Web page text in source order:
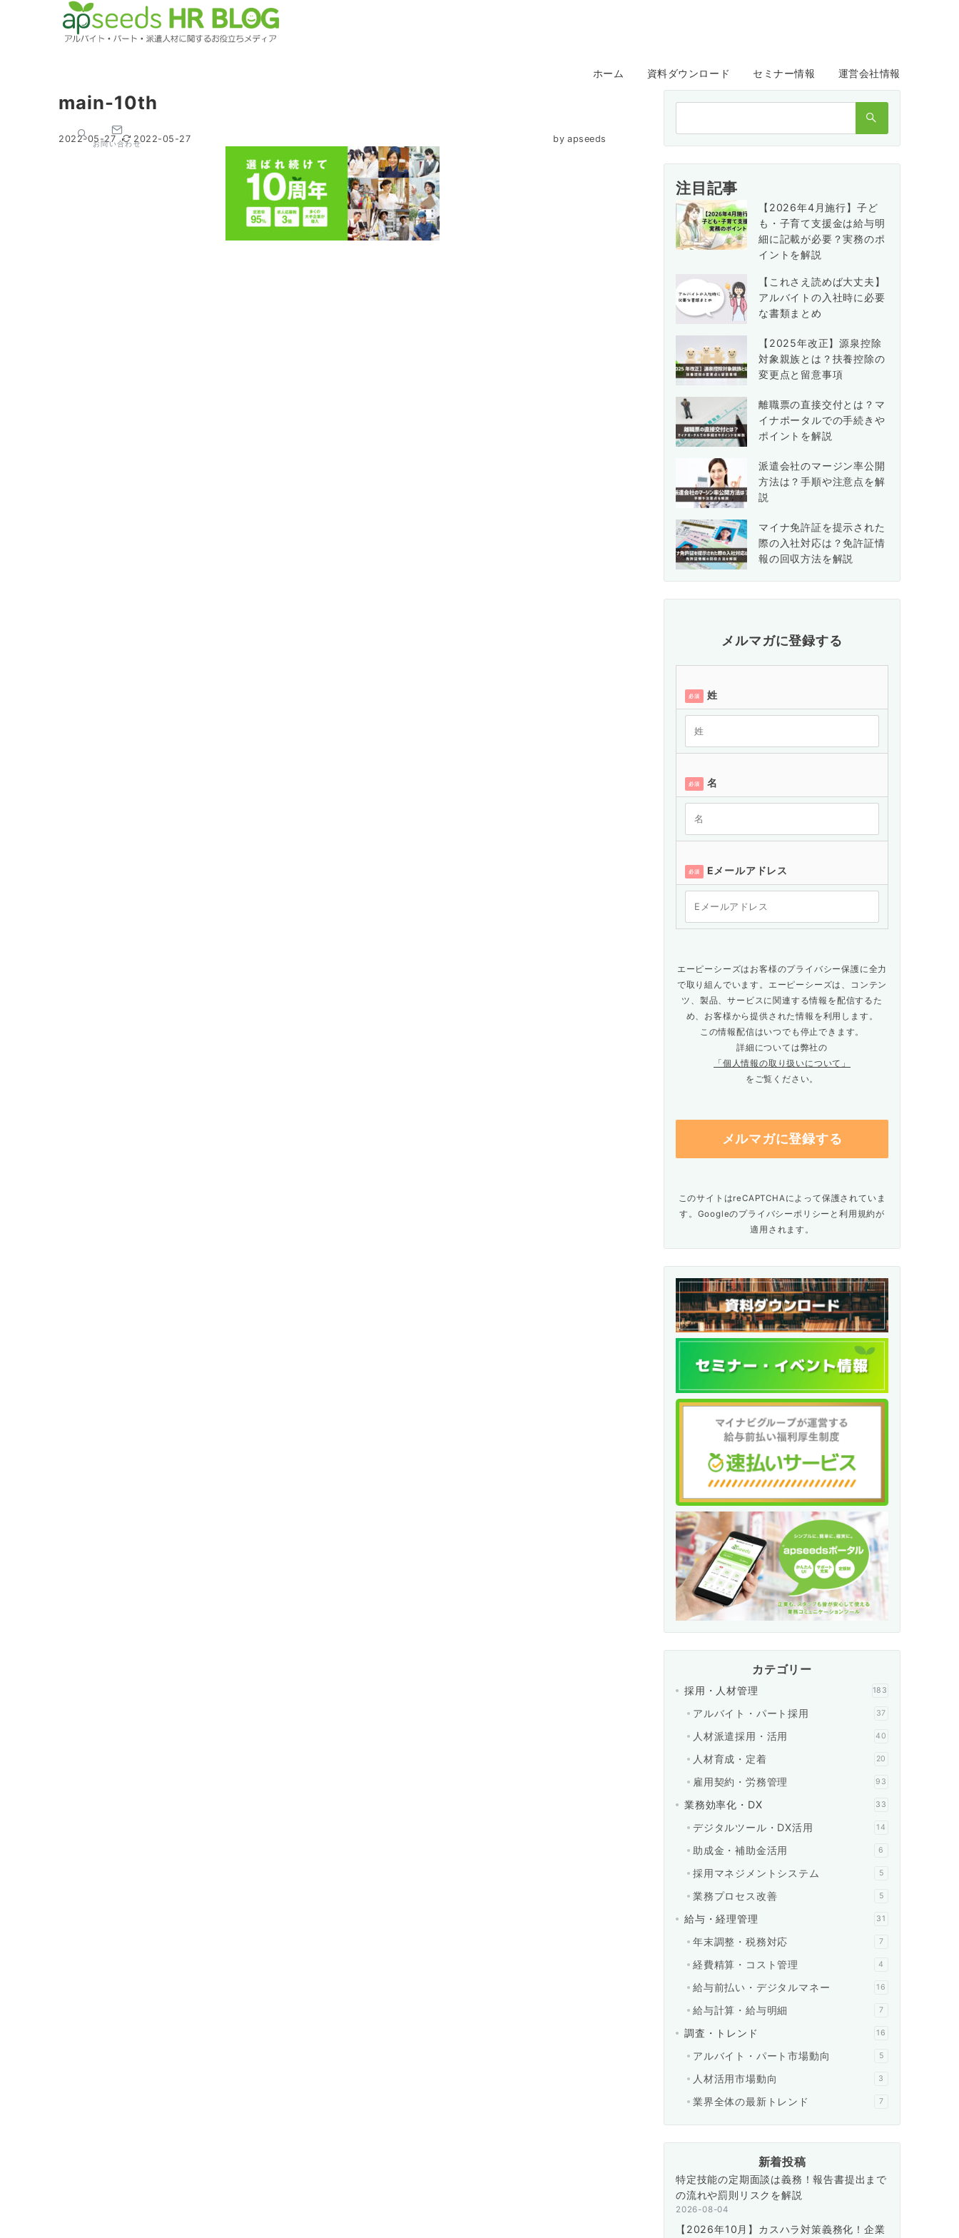
ホーム 資料ダウンロード セミナー情報 運営会社情報
お問い合わせ
main-10th
2022-05-27 2022-05-27 by apseeds
注目記事
【2026年4月施行】子ど
も・子育て支援金は給与明
細に記載が必要？実務のポ
イントを解説
【これさえ読めば大丈夫】
アルバイトの入社時に必要
な書類まとめ
【2025年改正】源泉控除
対象親族とは？扶養控除の
変更点と留意事項
離職票の直接交付とは？マ
イナポータルでの手続きや
ポイントを解説
派遣会社のマージン率公開
方法は？手順や注意点を解
説
マイナ免許証を提示された
際の入社対応は？免許証情
報の回収方法を解説
メルマガに登録する
必須 姓
必須 名
必須 Eメールアドレス
エーピーシーズはお客様のプライバシー保護に全力
で取り組んでいます。エーピーシーズは、コンテン
ツ、製品、サービスに関連する情報を配信するた
め、お客様から提供された情報を利用します。
この情報配信はいつでも停止できます。
詳細については弊社の
「個人情報の取り扱いについて」
をご覧ください。
このサイトはreCAPTCHAによって保護されていま
す。Googleのプライバシーポリシー と 利用規約が
適用されます。
カテゴリー
採用・人材管理 183
アルバイト・パート採用 37
人材派遣採用・活用 40
人材育成・定着 20
雇用契約・労務管理 93
業務効率化・DX 33
デジタルツール・DX活用 14
助成金・補助金活用 6
採用マネジメントシステム 5
業務プロセス改善 5
給与・経理管理 31
年末調整・税務対応 7
経費精算・コスト管理 4
給与前払い・デジタルマネー 16
給与計算・給与明細 7
調査・トレンド 16
アルバイト・パート市場動向 5
人材活用市場動向 3
業界全体の最新トレンド 7
新着投稿
特定技能の定期面談は義務！報告書提出まで
の流れや罰則リスクを解説
2026-08-04
【2026年10月】カスハラ対策義務化！企業